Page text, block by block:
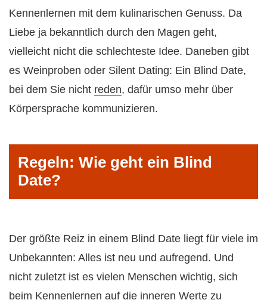
Kennenlernen mit dem kulinarischen Genuss. Da
Liebe ja bekanntlich durch den Magen geht,
vielleicht nicht die schlechteste Idee. Daneben gibt
es Weinproben oder Silent Dating: Ein Blind Date,
bei dem Sie nicht reden, dafür umso mehr über
Körpersprache kommunizieren.
Regeln: Wie geht ein Blind
Date?
Der größte Reiz in einem Blind Date liegt für viele im
Unbekannten: Alles ist neu und aufregend. Und
nicht zuletzt ist es vielen Menschen wichtig, sich
beim Kennenlernen auf die inneren Werte zu